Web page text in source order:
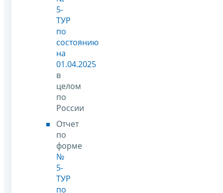
5-
ТУР
по
состоянию
на
01.04.2025
в
целом
по
России
Отчет
по
форме
№
5-
ТУР
по